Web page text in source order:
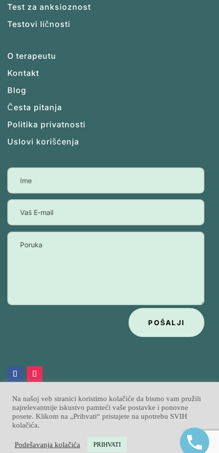
Test za anksioznost
Testovi ličnosti
O terapeutu
Kontakt
Blog
Česta pitanja
Politika privatnosti
Uslovi korišćenja
POŠALJI
© 2026Psihobata| Izrada sajtova Sajtpress
Na našoj veb stranici koristimo kolačiće da bismo vam pružili
najrelevantnije iskustvo pamteći vaše postavke i ponovne
posete. Klikom na „Prihvati“ pristajete na upotrebu SVIH
kolačića.
Podešavanja kolačića PRIHVATI